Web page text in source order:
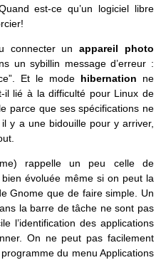
est-ce qu’un logiciel libre
connecter unappareil photo
un sybillin message d’erreur :
Et le mode hibernation ne
il lié à la difficulté pour Linux de
parce que ses spécifications ne
y a une bidouille pour y arriver,
rappelle un peu celle de
évoluée même si on peut la
Gnome que de faire simple. Un
la barre de tâche ne sont pas
l’identification des applications
On ne peut pas facilement
du menu Applications